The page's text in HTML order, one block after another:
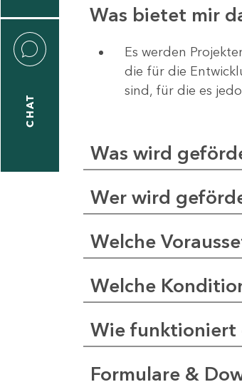
CHAT
Was bietet mir
Es werden
die für die
sind, für die es
Was wird
Wer wird
Welche
Welche
Wie funktioniert
Formulare &